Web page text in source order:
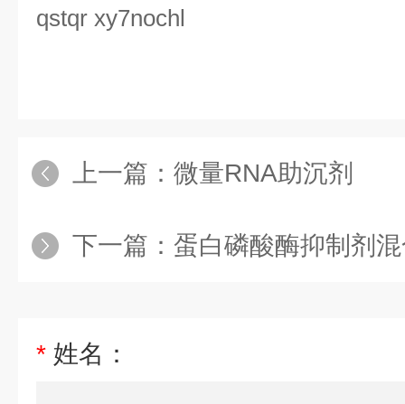
qstqr xy7nochl
上一篇： 微量RNA助沉剂
下一篇： 蛋白磷酸酶抑制剂
* 姓名：